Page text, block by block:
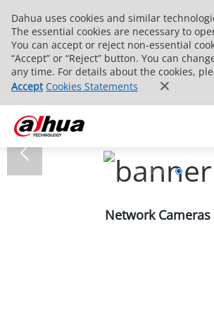
Dahua uses cookies and similar
The essential cookies are necessary to
You can accept or reject non-essential
“Accept” or “Reject” button. You can
any time. For details about the cookies,
Accept Cookies Statements
Network Cameras